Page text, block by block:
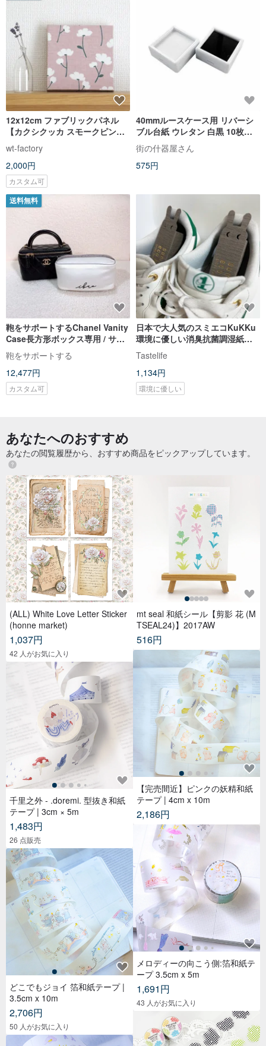
12x12cm ファブリックパネル
【カクシクッカ スモークピン
ク】
wt-factory
2,000円
カスタム可
40mmルースケース用 リバーシ
ブル台紙 ウレタン 白黒 10枚セ
ット
街の什器屋さん
575円
送料無料
鞄をサポートするChanel Vanity
Case長方形ボックス専用 / サポ
ート / 湿気対策 / 型崩れ防止
鞄をサポートする
12,477円
カスタム可
日本で大人気のスミエコKuKKu
環境に優しい消臭抗菌調湿紙～
うさぎ年～2枚セット
Tastelife
1,134円
環境に優しい
あなたへのおすすめ
あなたの閲覧履歴から、おすすめ商品をピックアップしています。
(ALL) White Love Letter Sticker
(honne market)
1,037円
42 人がお気に入り
千里之外 - .doremi. 型抜き和紙
テープ | 3cm × 5m
1,483円
26 点販売
どこでもジョイ 箔和紙テープ |
3.5cm x 10m
2,706円
50 人がお気に入り
mt seal 和紙シール【剪影 花 (M
TSEAL24)】2017AW
516円
【完売間近】ピンクの妖精和紙
テープ | 4cm x 10m
2,186円
メロディーの向こう側:箔和紙テ
ープ 3.5cm x 5m
1,691円
43 人がお気に入り